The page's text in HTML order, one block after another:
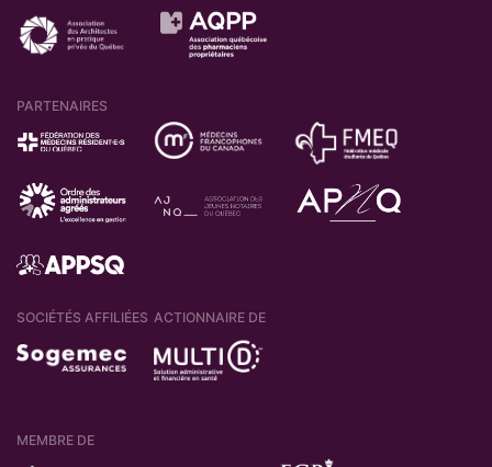
PARTENAIRES
SOCIÉTÉS AFFILIÉES ACTIONNAIRE DE
MEMBRE DE